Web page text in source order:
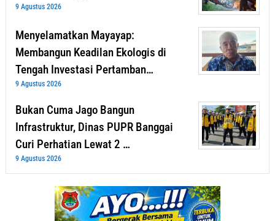
9 Agustus 2026
Menyelamatkan Mayayap:
Membangun Keadilan Ekologis di
Tengah Investasi Pertamban…
9 Agustus 2026
Bukan Cuma Jago Bangun
Infrastruktur, Dinas PUPR Banggai
Curi Perhatian Lewat 2 …
9 Agustus 2026